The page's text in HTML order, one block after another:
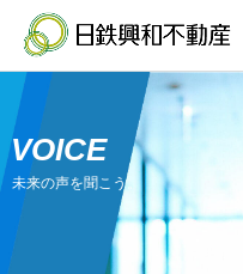
VOICE
未来の声を聞こう。